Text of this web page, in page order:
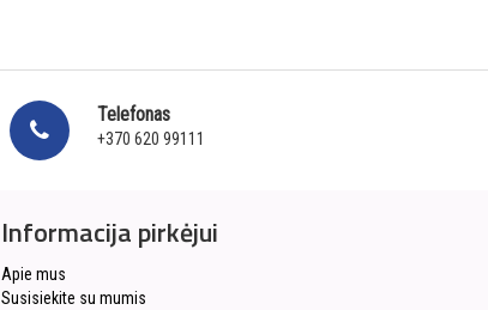
Telefonas
+370 620 99111
Informacija pirkėjui
Apie mus
Susisiekite su mumis